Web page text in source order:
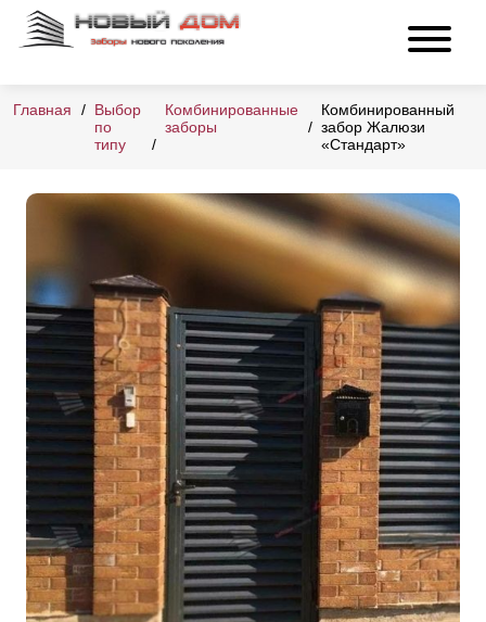
Главная
Выбор
по
типу
Комбинированные
заборы
Комбинированный
забор Жалюзи
«Стандарт»